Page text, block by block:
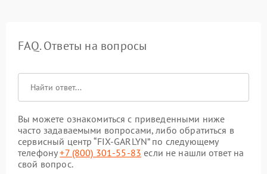
FAQ. Ответы на вопросы
Вы можете ознакомиться с приведенными ниже
часто задаваемыми вопросами, либо обратиться в
сервисный центр “FIX-GARLYN” по следующему
телефону+7 (800) 301-55-83 если не нашли ответ на
свой вопрос.